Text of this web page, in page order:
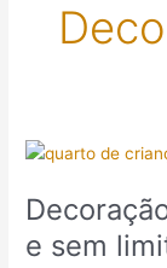
e sem
Decoração
Sem
e